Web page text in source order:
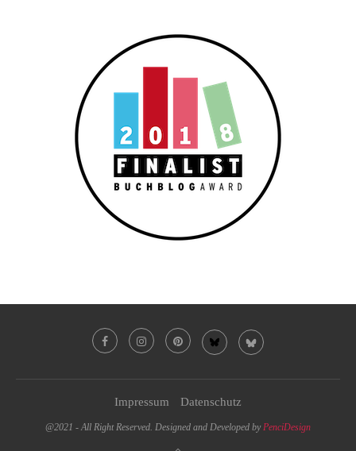
Impressum Datenschutz
@2021 - All Right Reserved. Designed and Developed by PenciDesign